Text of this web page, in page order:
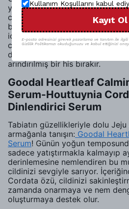
yüzde 79 oranında elma özü
cildinizdeki ölü deri hücrelerini
bir şekilde uzaklaştırmaya
içeriyor. Özellikle suyla kolayca
cildi kurutma ya da tahriş etme
düzeyde tutarak temizler.
arındırılmış bir his bırakır.
Goodal Heartleaf
Serum-Houttuynia
Dinlendirici Serum
Tabiatın güzellikleriyle dolu
armağanla tanışın: Goodal
Serum! Günün yoğun
sadece yatıştırmakla kalmayıp
derinlemesine nemlendiren bu
cildinizi sevgiyle sarıyor.
Cordata özü, cildinizi
zamanda onarmaya ve nem
oluşturmaya destek olur.
Kullanım Koşullarını kabul
Kayıt Ol
E-posta adresinizi girerek pazarlama ve tanıtım ile
Gizlilik Politikamızı okuduğunuzu ve kabul ettiğinizi